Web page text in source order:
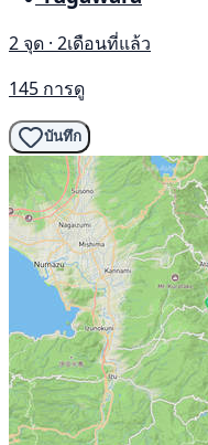
2 จุด · 2เดือนที่แล้ว
145 การดู
บันทึก